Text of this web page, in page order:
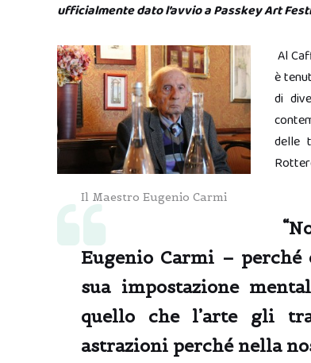
ufficialmente dato l’avvio a Passkey Art
Il Maestro Eugenio Carmi
Al
è
di
delle
Eugenio Carmi – perché
sua impostazione
quello che l’arte gli
astrazioni perché nella